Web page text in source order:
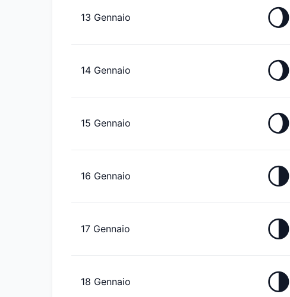
13 Gennaio 🌖
14 Gennaio 🌖
15 Gennaio 🌖
16 Gennaio 🌗
17 Gennaio 🌗
18 Gennaio 🌗